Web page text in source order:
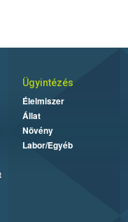
Ügyintézés
Élelmiszer
Állat
Növény
Labor/Egyéb